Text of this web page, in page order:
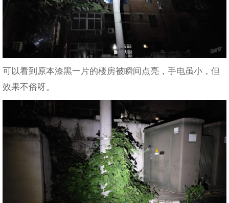
可以看到原本漆黑一片的楼房被瞬间点亮，手电虽小，但
效果不俗呀。